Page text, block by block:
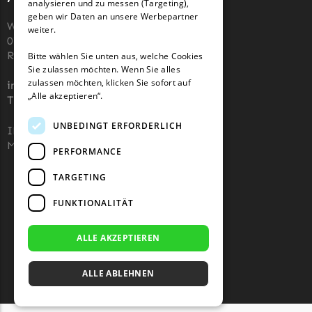
Wiesenstraße 110,
07743, Jena, Deutschland (keine
Rücksendeadresse)
info@robotermaher-messer.de
Tel. +49 3641 8090878
IHK 67529623
MWST: NL857053759B01
analysieren und zu messen (Targeting),
geben wir Daten an unsere Werbepartner
weiter.
Bitte wählen Sie unten aus, welche Cookies
Sie zulassen möchten. Wenn Sie alles
zulassen möchten, klicken Sie sofort auf
„Alle akzeptieren“.
UNBEDINGT ERFORDERLICH
PERFORMANCE
TARGETING
FUNKTIONALITÄT
ALLE AKZEPTIEREN
ALLE ABLEHNEN